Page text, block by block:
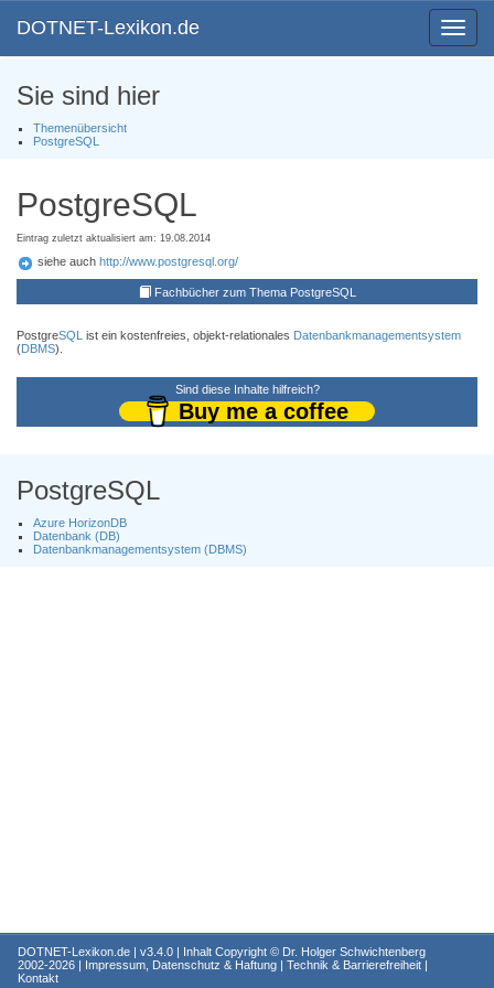
Toggle
DOTNET-Lexikon.de
Sie sind hier
Themenübersicht
PostgreSQL
PostgreSQL
Eintrag zuletzt aktualisiert am: 19.08.2014
siehe auch http://www.postgresql.org/
Fachbücher zum Thema PostgreSQL
PostgreSQL ist ein kostenfreies, objekt-relationales Datenbankmanagementsystem
(DBMS).
Sind diese Inhalte hilfreich?
Buy me a coffee
PostgreSQL
Azure HorizonDB
Datenbank (DB)
Datenbankmanagementsystem (DBMS)
DOTNET-Lexikon.de | v3.4.0 | Inhalt Copyright © Dr. Holger Schwichtenberg
2002-2026 | Impressum, Datenschutz & Haftung | Technik & Barrierefreiheit |
Kontakt